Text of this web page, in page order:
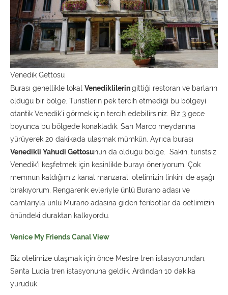
Venedik Gettosu
Burası genellikle lokal Venediklileringittiği restoran ve barların
olduğu bir bölge. Turistlerin pek tercih etmediği bu bölgeyi
otantik Venedik’i görmek için tercih edebilirsiniz. Biz 3 gece
boyunca bu bölgede konakladık. San Marco meydanına
yürüyerek 20 dakikada ulaşmak mümkün. Ayrıca burası
Venedikli Yahudi Gettosunun da olduğu bölge. Sakin, turistsiz
Venedik’i keşfetmek için kesinlikle burayı öneriyorum. Çok
memnun kaldığımız kanal manzaralı otelimizin linkini de aşağı
bırakıyorum. Rengarenk evleriyle ünlü Burano adası ve
camlarıyla ünlü Murano adasına giden feribotlar da oetlimizin
önündeki duraktan kalkıyordu.
Venice My Friends Canal View
Biz otelimize ulaşmak için önce Mestre tren istasyonundan,
Santa Lucia tren istasyonuna geldik. Ardından 10 dakika
yürüdük.